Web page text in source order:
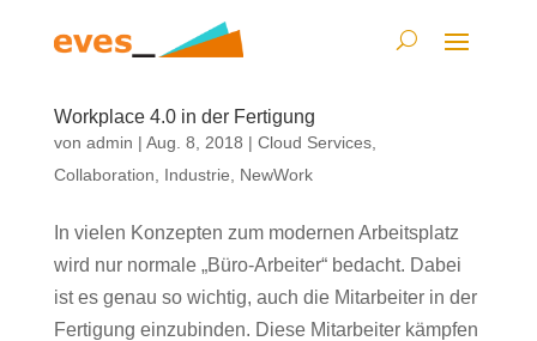
Workplace 4.0 in der Fertigung
von admin | Aug. 8, 2018 | Cloud Services,
Collaboration
Industrie NewWork
In vielen Konzepten zum modernen Arbeitsplatz
wird nur normale „Büro-Arbeiter“ bedacht. Dabei
ist es genau so wichtig, auch die Mitarbeiter in der
Fertigung einzubinden. Diese Mitarbeiter kämpfen